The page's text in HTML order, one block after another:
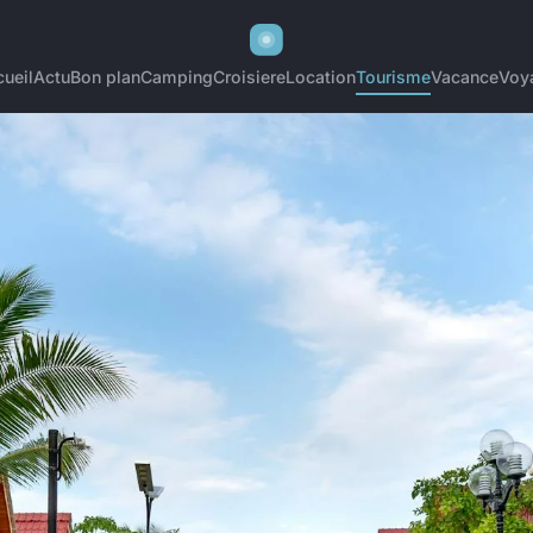
ActuBon planCampingCroisiereLocationTourismeVacance